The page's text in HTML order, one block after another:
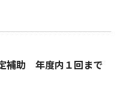
補助 年度内１回まで